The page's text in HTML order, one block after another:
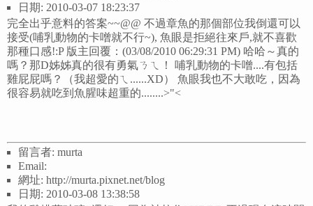
日期: 2010-03-07 18:23:37
完全出乎意料的答案~~@@ 不過章魚的那個部位我倒還可以
接受(哺乳動物的卡噌就不行~), 魚眼是拒絕往來戶,就不喜歡
那種口感!:P 版主回覆：(03/08/2010 06:29:31 PM) 哈哈～真的
嗎？那D姊姊真的很有勇氣ㄋㄟ！ 哺乳動物的卡噌....有包括
雞屁屁嗎？（我超愛的ㄟ......XD） 魚眼我也不大敢吃，因為
很容易就吃到魚腥味超重的........>"<
留言者: murta
Email:
網址: http://murta.pixnet.net/blog
日期: 2010-03-08 13:38:58